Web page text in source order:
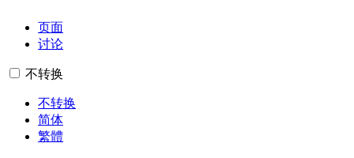
页面
讨论
不转换
不转换
简体
繁體